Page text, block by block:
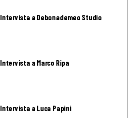
Intervista a Debonademeo Studio
Intervista a Marco Ripa
Intervista a Luca Papini